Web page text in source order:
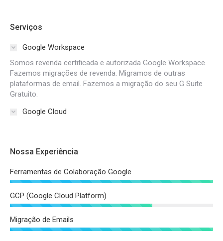
Serviços
Google Workspace
Somos revenda certificada e autorizada Google Workspace.
Fazemos migrações de revenda. Migramos de outras
plataformas de email. Fazemos a migração do seu G Suite
Gratuito.
Google Cloud
Nossa Experiência
Ferramentas de Colaboração Google
GCP (Google Cloud Platform)
Migração de Emails